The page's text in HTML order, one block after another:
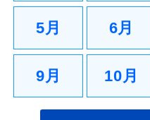
5月 6月
9月 10月